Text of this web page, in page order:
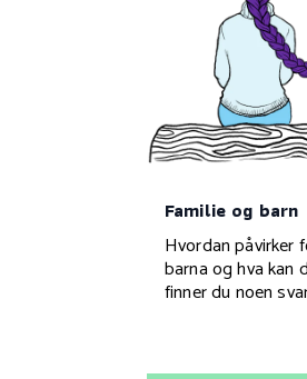
Familie og barn
Hvordan påvirker
barna og hva kan
finner du noen